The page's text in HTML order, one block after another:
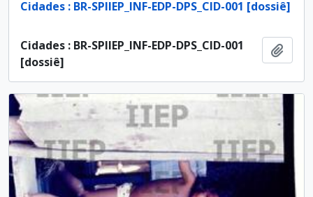
Cidades : BR-SPIIEP_INF-EDP-DPS_CID-001 [dossiê]
Cidades : BR-SPIIEP_INF-EDP-DPS_CID-001
[dossiê]